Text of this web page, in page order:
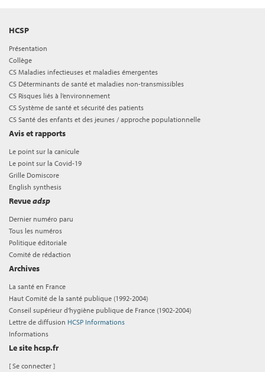
HCSP
Présentation
Collège
CS Maladies infectieuses et maladies émergentes
CS Déterminants de santé et maladies non-transmissibles
CS Risques liés à l’environnement
CS Système de santé et sécurité des patients
CS Santé des enfants et des jeunes / approche populationnelle
Avis et rapports
Le point sur la canicule
Le point sur la Covid-19
Grille Domiscore
English synthesis
Revueadsp
Dernier numéro paru
Tous les numéros
Politique éditoriale
Comité de rédaction
Archives
La santé en France
Haut Comité de la santé publique (1992-2004)
Conseil supérieur d'hygiène publique de France (1902-2004)
Lettre de diffusion HCSP Informations
Informations
Le site hcsp.fr
[Se connecter ]